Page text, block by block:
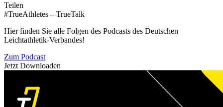
Teilen
#TrueAthletes – TrueTalk
Hier finden Sie alle Folgen des Podcasts des Deutschen
Leichtathletik-Verbandes!
Zum Podcast
Jetzt Downloaden